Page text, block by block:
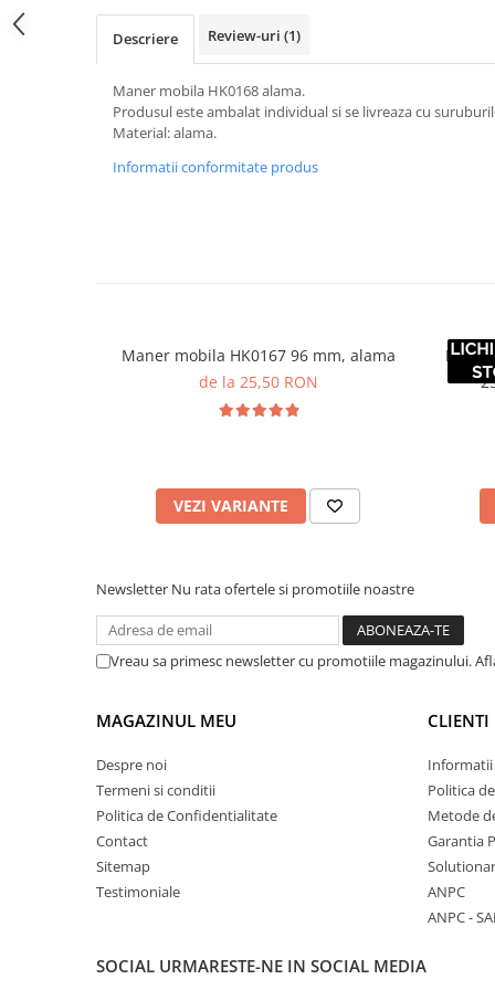
Descriere Review-uri (1)
Maner mobila HK0168 alama.
Produsul este ambalat individual si se livreaza cu
Material: alama.
Informatii conformitate produs
Maner mobila HK0167 96 mm, alama
de la 25,50 RON
VEZI VARIANTE
Newsletter Nu rata ofertele si promotiile noastre
Vreau sa primesc newsletter cu promotiile magazinului.
MAGAZINUL MEU
Despre noi
Termeni si conditii
Politica de Confidentialitate
Contact
Sitemap
Testimoniale
CLIENTI
Politica
Metode
Garantia
ANPC
ANPC -
SOCIAL URMARESTE-NE IN SOCIAL MEDIA